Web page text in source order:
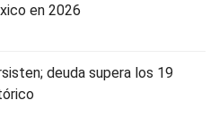
en 2026
deuda supera los 19